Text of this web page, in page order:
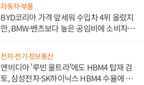
자동차·부품
BYD코리아 가격 앞세워 수입차 4위 올랐지
만, BMW·벤츠보다 높은 공임비에 소비자
전자·전기·정보통신
엔비디아 '루빈 울트라'에도 HBM4 탑재 검
토, 삼성전자·SK하이닉스 HBM4 수율에 주